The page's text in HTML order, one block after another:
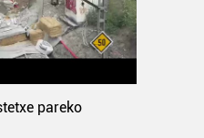
pareko